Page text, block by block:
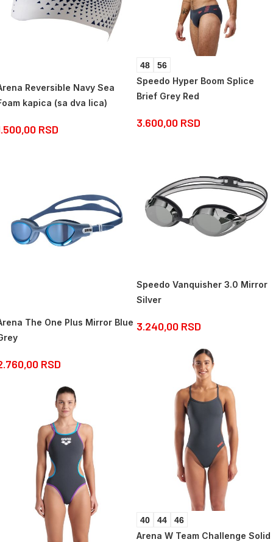
Reversible Navy Sea
kapica (sa dva lica)
RSD
48 56
Speedo Hyper Boom Splice
Brief Grey Red
3.600,00 RSD
Speedo Vanquisher 3.0 Mirror
Silver
3.240,00 RSD
The One Plus Mirror Blue
RSD
40 44 46
Arena W Team Challenge Solid